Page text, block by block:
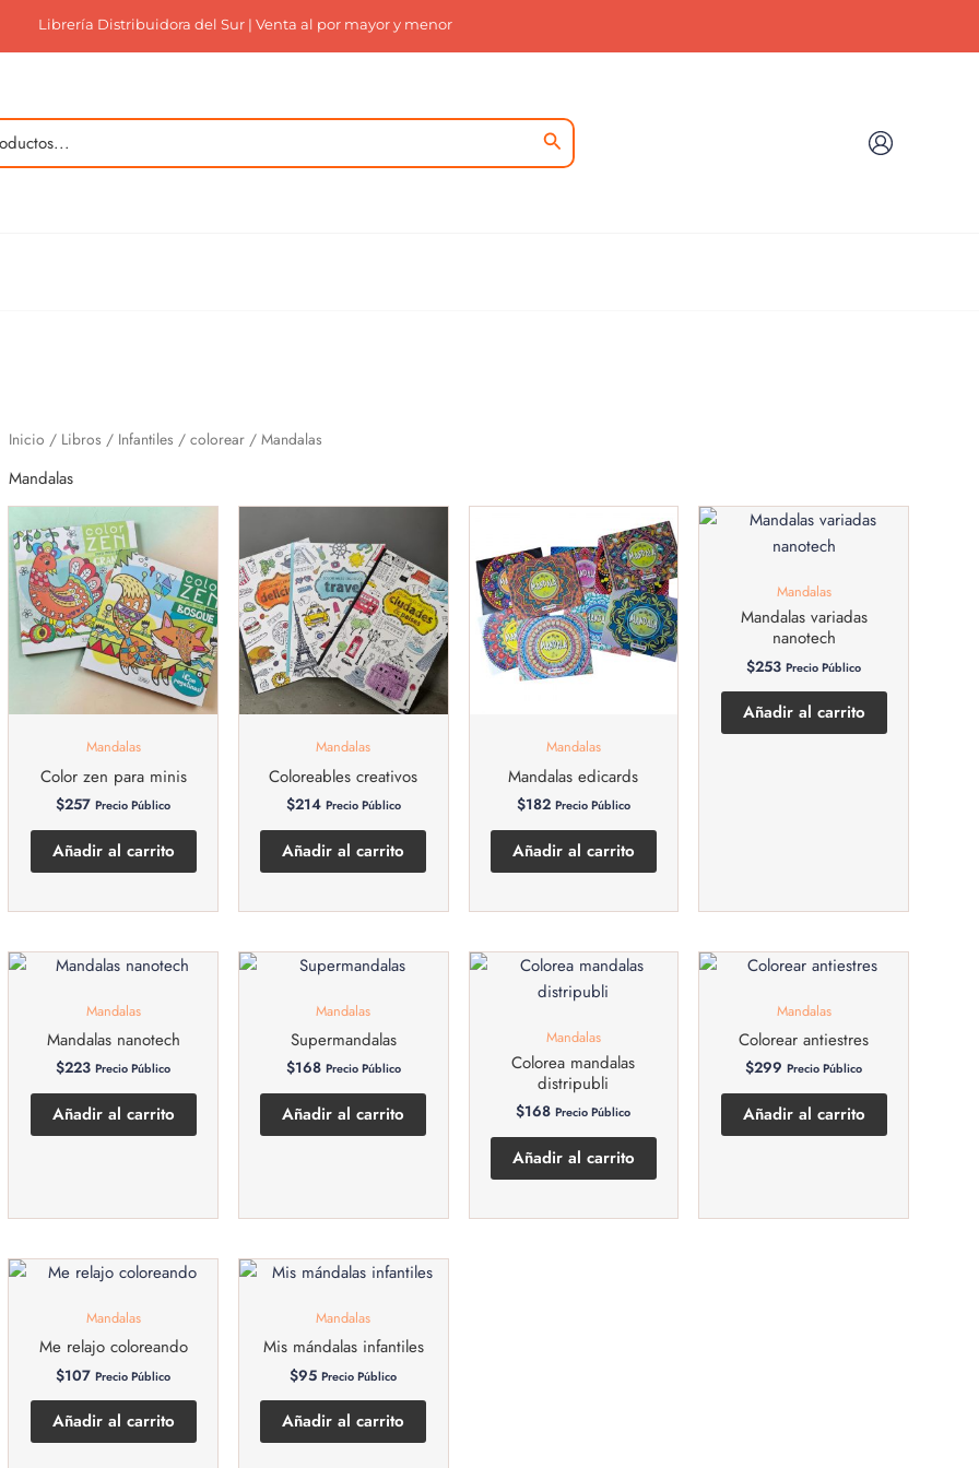
Librería Distribuidora del Sur | Venta al por mayor y menor
Inicio / Libros / Infantiles /colorear / Mandalas
Mandalas
Mandalas
Color zen para minis
$257 Precio Público
Añadir al carrito
Mandalas
Coloreables creativos
$214 Precio Público
Añadir al carrito
Mandalas
Mandalas edicards
$182 Precio Público
Añadir al carrito
Mandalas
Mandalas variadas
nanotech
$253 Precio Público
Añadir al carrito
Mandalas
Mandalas nanotech
$223 Precio Público
Añadir al carrito
Mandalas
Supermandalas
$168 Precio Público
Añadir al carrito
Mandalas
Colorea mandalas
distripubli
$168 Precio Público
Añadir al carrito
Mandalas
Colorear antiestres
$299 Precio Público
Añadir al carrito
Mandalas
Me relajo coloreando
$107 Precio Público
Añadir al carrito
Mandalas
Mis mándalas infantiles
$95 Precio Público
Añadir al carrito